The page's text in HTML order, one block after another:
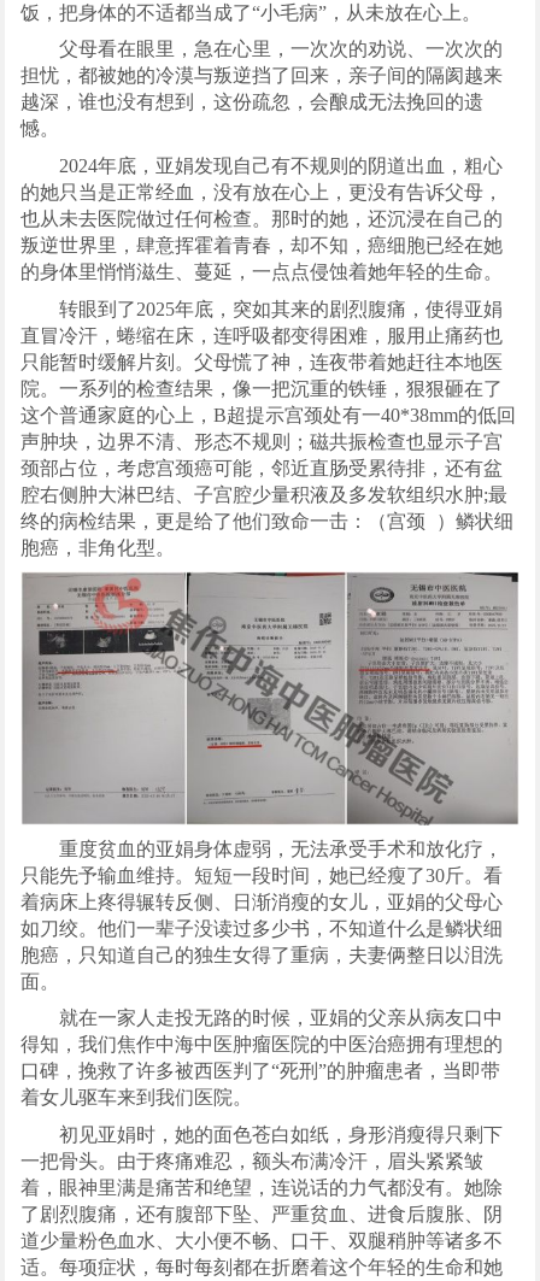
饭，把身体的不适都当成了“小毛病”，从未放在心上。
父母看在眼里，急在心里，一次次的劝说、一次次的
担忧，都被她的冷漠与叛逆挡了回来，亲子间的隔阂越来
越深，谁也没有想到，这份疏忽，会酿成无法挽回的遗
憾。
2024年底，亚娟发现自己有不规则的阴道出血，粗心
的她只当是正常经血，没有放在心上，更没有告诉父母，
也从未去医院做过任何检查。那时的她，还沉浸在自己的
叛逆世界里，肆意挥霍着青春，却不知，癌细胞已经在她
的身体里悄悄滋生、蔓延，一点点侵蚀着她年轻的生命。
转眼到了2025年底，突如其来的剧烈腹痛，使得亚娟
直冒冷汗，蜷缩在床，连呼吸都变得困难，服用止痛药也
只能暂时缓解片刻。父母慌了神，连夜带着她赶往本地医
院。一系列的检查结果，像一把沉重的铁锤，狠狠砸在了
这个普通家庭的心上，B超提示宫颈处有一40*38mm的低回
声肿块，边界不清、形态不规则；磁共振检查也显示子宫
颈部占位，考虑宫颈癌可能，邻近直肠受累待排，还有盆
腔右侧肿大淋巴结、子宫腔少量积液及多发软组织水肿;最
终的病检结果，更是给了他们致命一击：（宫颈
）鳞状细
胞癌，非角化型。
重度贫血的亚娟身体虚弱，无法承受手术和放化疗，
只能先予输血维持。短短一段时间，她已经瘦了30斤。看
着病床上疼得辗转反侧、日渐消瘦的女儿，亚娟的父母心
如刀绞。他们一辈子没读过多少书，不知道什么是鳞状细
胞癌，只知道自己的独生女得了重病，夫妻俩整日以泪洗
面。
就在一家人走投无路的时候，亚娟的父亲从病友口中
得知，我们焦作中海中医肿瘤医院的中医治癌拥有理想的
口碑，挽救了许多被西医判了“死刑”的肿瘤患者，当即带
着女儿驱车来到我们医院。
初见亚娟时，她的面色苍白如纸，身形消瘦得只剩下
一把骨头。由于疼痛难忍，额头布满冷汗，眉头紧紧皱
着，眼神里满是痛苦和绝望，连说话的力气都没有。她除
了剧烈腹痛，还有腹部下坠、严重贫血、进食后腹胀、阴
道少量粉色血水、大小便不畅、口干、双腿稍肿等诸多不
适。每项症状，每时每刻都在折磨着这个年轻的生命和她